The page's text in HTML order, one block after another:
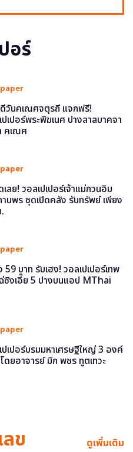
อร์
วันคเณศจตุรถี แจกฟรี!
ปเปอร์พระพิฆเนศ ปางลาลบาคจา
คเณศ
เลย! วอลเปเปอร์เจ้าแม่กวนอิม
านพร ชุดเปิดคลัง รับทรัพย์ เพียง
59 บาท รับเฮง! วอลเปเปอร์เทพ
ฉ่ซิงเอี๊ย 5 ปางบนแอป MThai
ปเปอร์บรมมหาเศรษฐีใหญ่ 3 องค์
ดยอาจารย์ มิก พชร ทูตเทวะ
ข ดูเพิ่มเติม